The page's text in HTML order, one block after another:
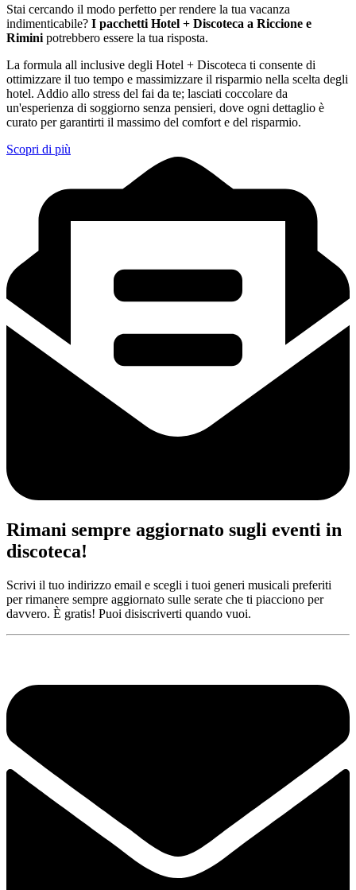
Stai cercando il modo perfetto per rendere la tua vacanza
indimenticabile? I pacchetti Hotel + Discoteca a Riccione e
Rimini potrebbero essere la tua risposta.
La formula all inclusive degli Hotel + Discoteca ti consente di
ottimizzare il tuo tempo e massimizzare il risparmio nella scelta degli
hotel. Addio allo stress del fai da te; lasciati coccolare da
un'esperienza di soggiorno senza pensieri, dove ogni dettaglio è
curato per garantirti il massimo del comfort e del risparmio.
Scopri di più
Rimani sempre aggiornato sugli eventi in
discoteca!
Scrivi il tuo indirizzo email e scegli i tuoi generi musicali preferiti
per rimanere sempre aggiornato sulle serate che ti piacciono per
davvero. È gratis! Puoi disiscriverti quando vuoi.